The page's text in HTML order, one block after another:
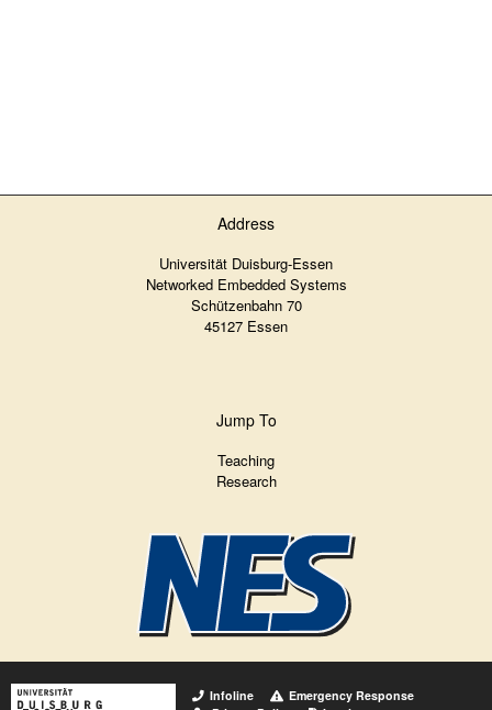
Address
Universität Duisburg-Essen
Networked Embedded Systems
Schützenbahn 70
45127 Essen
Jump To
Teaching
Research
Infoline
Emergency Response